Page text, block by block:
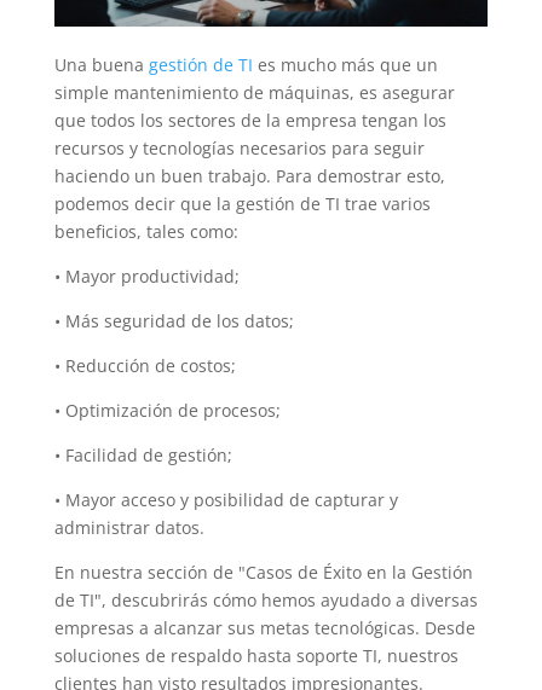
Una buena gestión de TI es mucho más que un
simple mantenimiento de máquinas, es asegurar
que todos los sectores de la empresa tengan los
recursos y tecnologías necesarios para seguir
haciendo un buen trabajo. Para demostrar esto,
podemos decir que la gestión de TI trae varios
beneficios, tales como:
• Mayor productividad;
• Más seguridad de los datos;
• Reducción de costos;
• Optimización de procesos;
• Facilidad de gestión;
• Mayor acceso y posibilidad de capturar y
administrar datos.
En nuestra sección de "Casos de Éxito en la Gestión
de TI", descubrirás cómo hemos ayudado a diversas
empresas a alcanzar sus metas tecnológicas. Desde
soluciones de respaldo hasta soporte TI, nuestros
clientes han visto resultados impresionantes.